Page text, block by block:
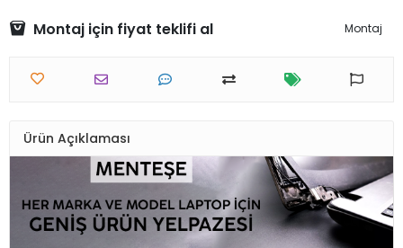
Montaj için fiyat teklifi al Montaj
Ürün Açıklaması